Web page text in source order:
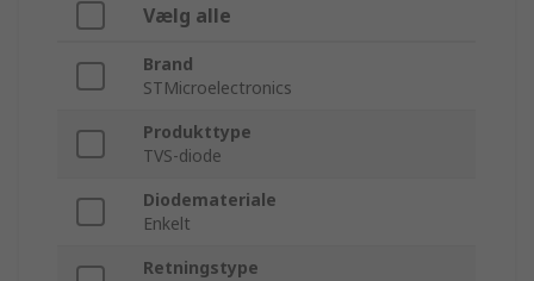
Vælg alle
Brand
STMicroelectronics
Produkttype
TVS-diode
Diodemateriale
Enkelt
Retningstype